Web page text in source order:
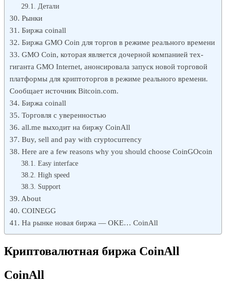
Детали
Рынки
Биржа coinall
Биржа GMO Coin для торгов в режиме реального времени
GMO Coin, которая является дочерной компанией тех-
гиганта GMO Internet, анонсировала запуск новой торговой
платформы для криптоторгов в режиме реального времени.
Сообщает источник Bitcoin.com.
Биржа coinall
Торговля с уверенностью
all.me выходит на биржу CoinAll
Buy, sell and pay with cryptocurrency
Here are a few reasons why you should choose CoinGOcoin
Easy interface
High speed
Support
About
COINEGG
На рынке новая биржа — OKE… CoinAll
Криптовалютная биржа CoinAll
CoinAll